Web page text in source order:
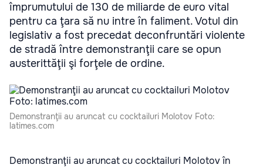
împrumutului de 130 de miliarde de euro vital
pentru ca ţara să nu intre în faliment. Votul din
legislativ a fost precedat deconfruntări violente
de stradă între demonstranţii care se opun
austerittăţii şi forţele de ordine.
Demonstranţii au aruncat cu cocktailuri Molotov Foto:
latimes.com
Demonstranţii au aruncat cu cocktailuri Molotov în